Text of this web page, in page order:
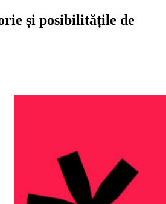
și posibilitățile de